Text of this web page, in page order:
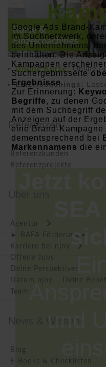
Online Kurse: Online
Einzelcoachings:
Referenzen
Referenzkunden
Referenzprojekte
Agentur
► BAFA Förderung◄
Karriere bei njoy
Offene Jobs
Deine Perspektiven
Darum njoy – Deine
Team
Blog
E-Books & Checklisten
Google Ads Brand-
im Suchnetzwerk,
des Unternehmens,
beinhalten. Die
Kampagnen
Suchergebnisseite
Ergebnisse.
Zur Erinnerung:
Begriffe, zu denen
mit dem Suchbegriff
Anzeigen auf der
eine Brand-
dementsprechend bei
Markennamens die